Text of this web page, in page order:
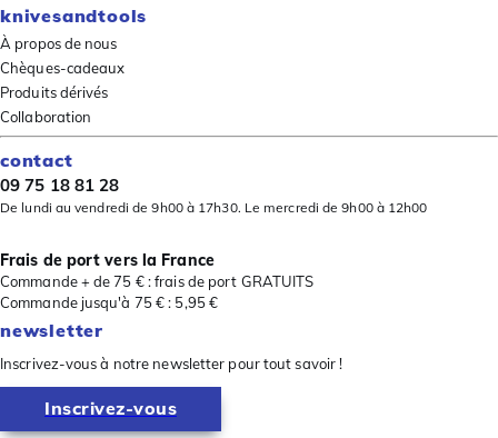
knivesandtools
À propos de nous
Chèques-cadeaux
Produits dérivés
Collaboration
contact
09 75 18 81 28
De lundi au vendredi de 9h00 à 17h30. Le mercredi de 9h00 à 12h00
Frais de port vers la France
Commande + de 75 € : frais de port GRATUITS
Commande jusqu'à 75 € : 5,95 €
newsletter
Inscrivez-vous à notre newsletter pour tout savoir !
Inscrivez-vous